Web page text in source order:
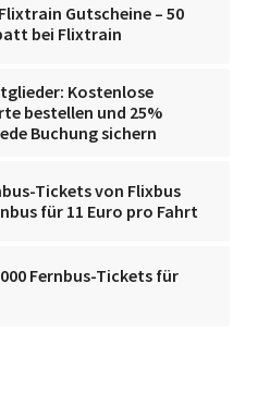
Gutscheine – 50
bei Flixtrain
Kostenlose
bestellen und 25%
Buchung sichern
Tickets von Flixbus
für 11 Euro pro Fahrt
Fernbus-Tickets für